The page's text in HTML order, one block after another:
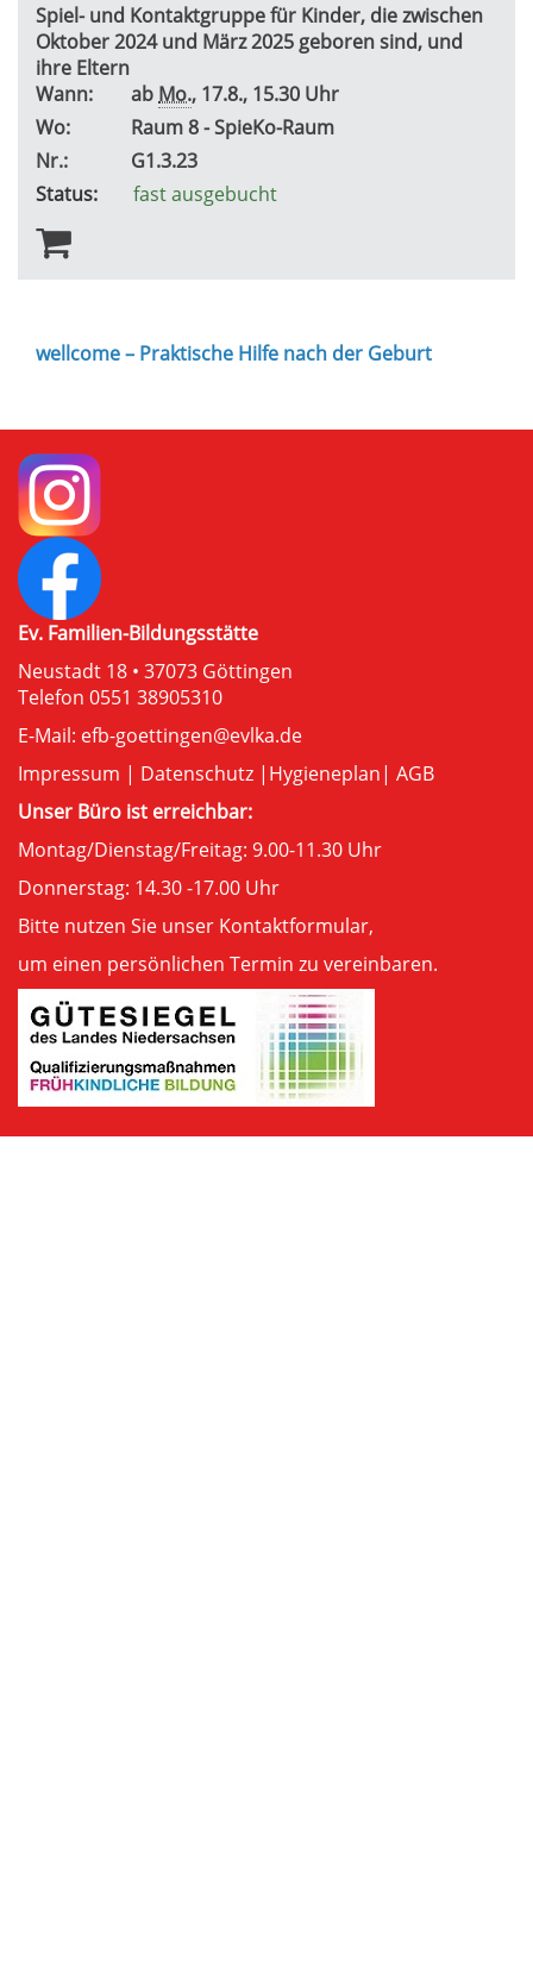
Spiel- und Kontaktgruppe für Kinder, die zwischen
Oktober 2024 und März 2025 geboren sind, und
ihre Eltern
Wann:
ab Mo., 17.8., 15.30 Uhr
Wo:
Raum 8 - SpieKo-Raum
Nr.:
G1.3.23
Status:
fast ausgebucht
wellcome – Praktische Hilfe nach der Geburt
Ev. Familien-Bildungsstätte
Neustadt 18 • 37073 Göttingen
Telefon 0551 38905310
E-Mail: efb-goettingen@evlka.de
Impressum | Datenschutz | Hygieneplan| AGB
Unser Büro ist erreichbar:
Montag/Dienstag/Freitag: 9.00-11.30 Uhr
Donnerstag: 14.30 -17.00 Uhr
Bitte nutzen Sie unser Kontaktformular,
um einen persönlichen Termin zu vereinbaren.